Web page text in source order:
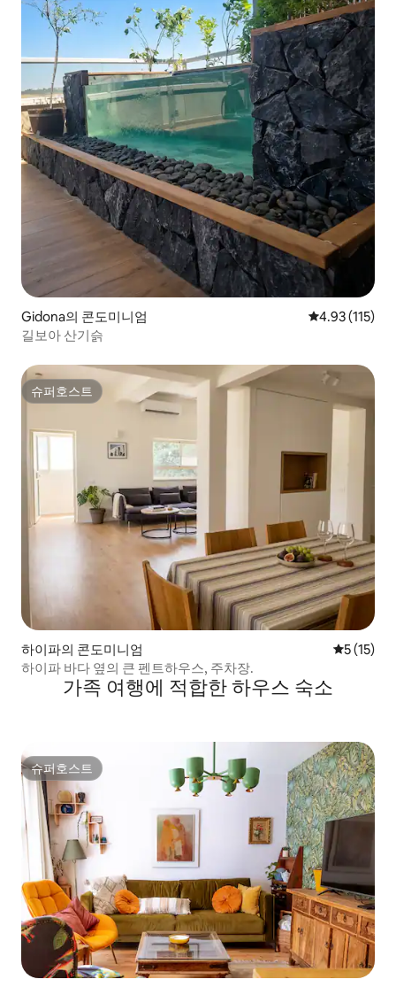
Gidona의 콘도미니엄 평점 4.93점(5
4.93 (115)
길보아 산기슭
슈퍼호스트
슈퍼호스트
하이파의 콘도미니엄 평점 5점
5 (15)
하이파 바다 옆의 큰 펜트하우스, 주차장.
가족 여행에 적합한 하우스 숙소
슈퍼호스트
슈퍼호스트